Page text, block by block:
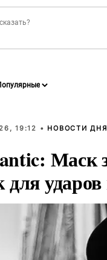
19:12 • НОВОСТИ ДНЯ
Маск
ударов